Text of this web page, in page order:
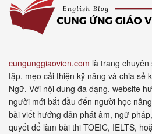
cungunggiaovien.com là trang
tập, mẹo cải thiện kỹ năng và chia sẻ
Ngữ. Với nội dung đa dạng, website
người mới bắt đầu đến người học
bài viết hướng dẫn phát âm, ngữ
quyết để làm bài thi TOEIC, IELTS,